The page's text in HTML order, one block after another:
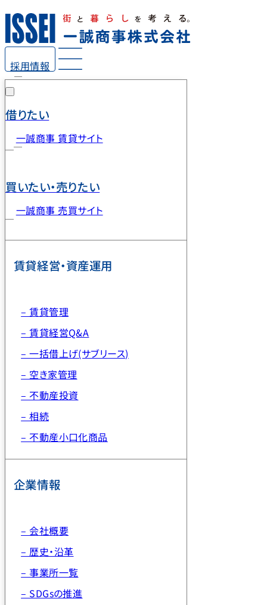
採用情報
借りたい
一誠商事 賃貸サイト
買いたい・売りたい
一誠商事 売買サイト
賃貸経営・資産運用
– 賃貸管理
– 賃貸経営Q&A
– 一括借上げ(サブリース)
– 空き家管理
– 不動産投資
– 相続
– 不動産小口化商品
企業情報
– 会社概要
– 歴史・沿革
– 事業所一覧
– SDGsの推進